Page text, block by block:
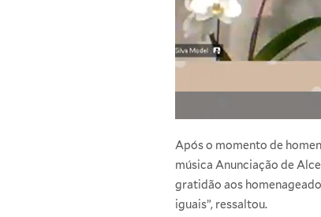
Após o momento de
música Anunciação de
gratidão aos
iguais”, ressaltou.